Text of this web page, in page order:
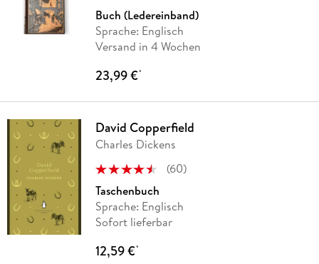
Buch (Ledereinband)
Sprache: Englisch
Versand in 4 Wochen
23,99 €*
David Copperfield
Charles Dickens
(60)
Taschenbuch
Sprache: Englisch
Sofort lieferbar
12,59 €*